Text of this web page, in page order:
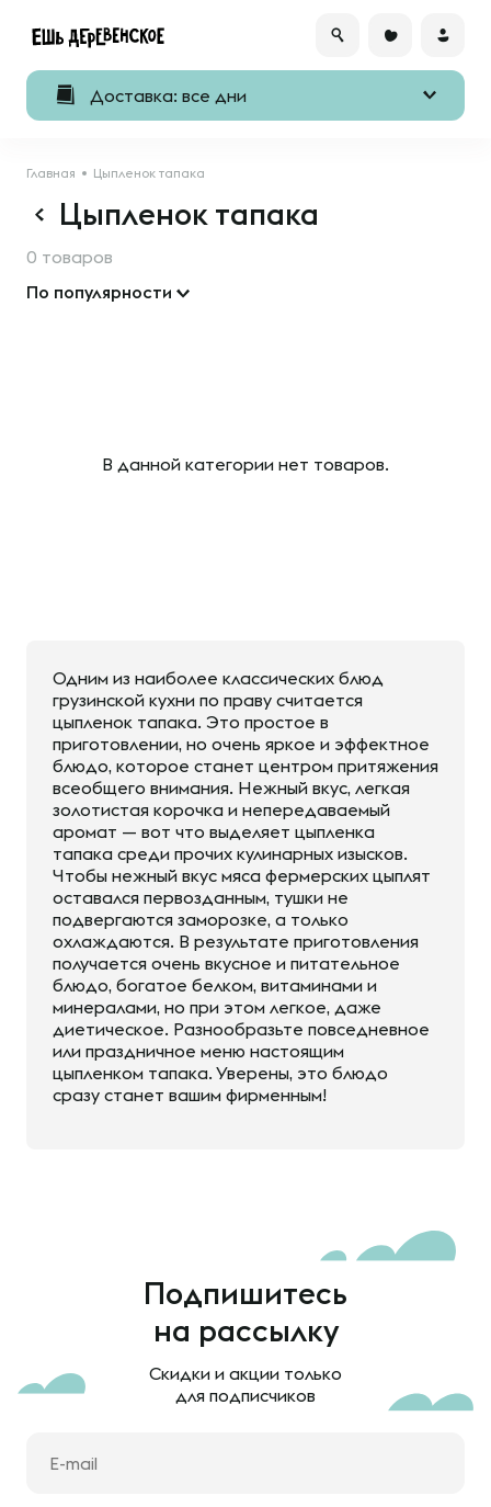
Доставка: все дни
Главная Цыпленок тапака
Цыпленок тапака
0 товаров
По популярности
В данной категории нет товаров.
Одним из наиболее классических блюд
грузинской кухни по праву считается
цыпленок тапака. Это простое в
приготовлении, но очень яркое и эффектное
блюдо, которое станет центром притяжения
всеобщего внимания. Нежный вкус, легкая
золотистая корочка и непередаваемый
аромат — вот что выделяет цыпленка
тапака среди прочих кулинарных изысков.
Чтобы нежный вкус мяса фермерских цыплят
оставался первозданным, тушки не
подвергаются заморозке, а только
охлаждаются. В результате приготовления
получается очень вкусное и питательное
блюдо, богатое белком, витаминами и
минералами, но при этом легкое, даже
диетическое. Разнообразьте повседневное
или праздничное меню настоящим
цыпленком тапака. Уверены, это блюдо
сразу станет вашим фирменным!
Подпишитесь
на рассылку
Скидки и акции только
для подписчиков